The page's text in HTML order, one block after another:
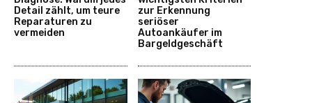
Detail zählt, um teure
Reparaturen zu
vermeiden
zur Erkennung
seriöser
Autoankäufer im
Bargeldgeschäft